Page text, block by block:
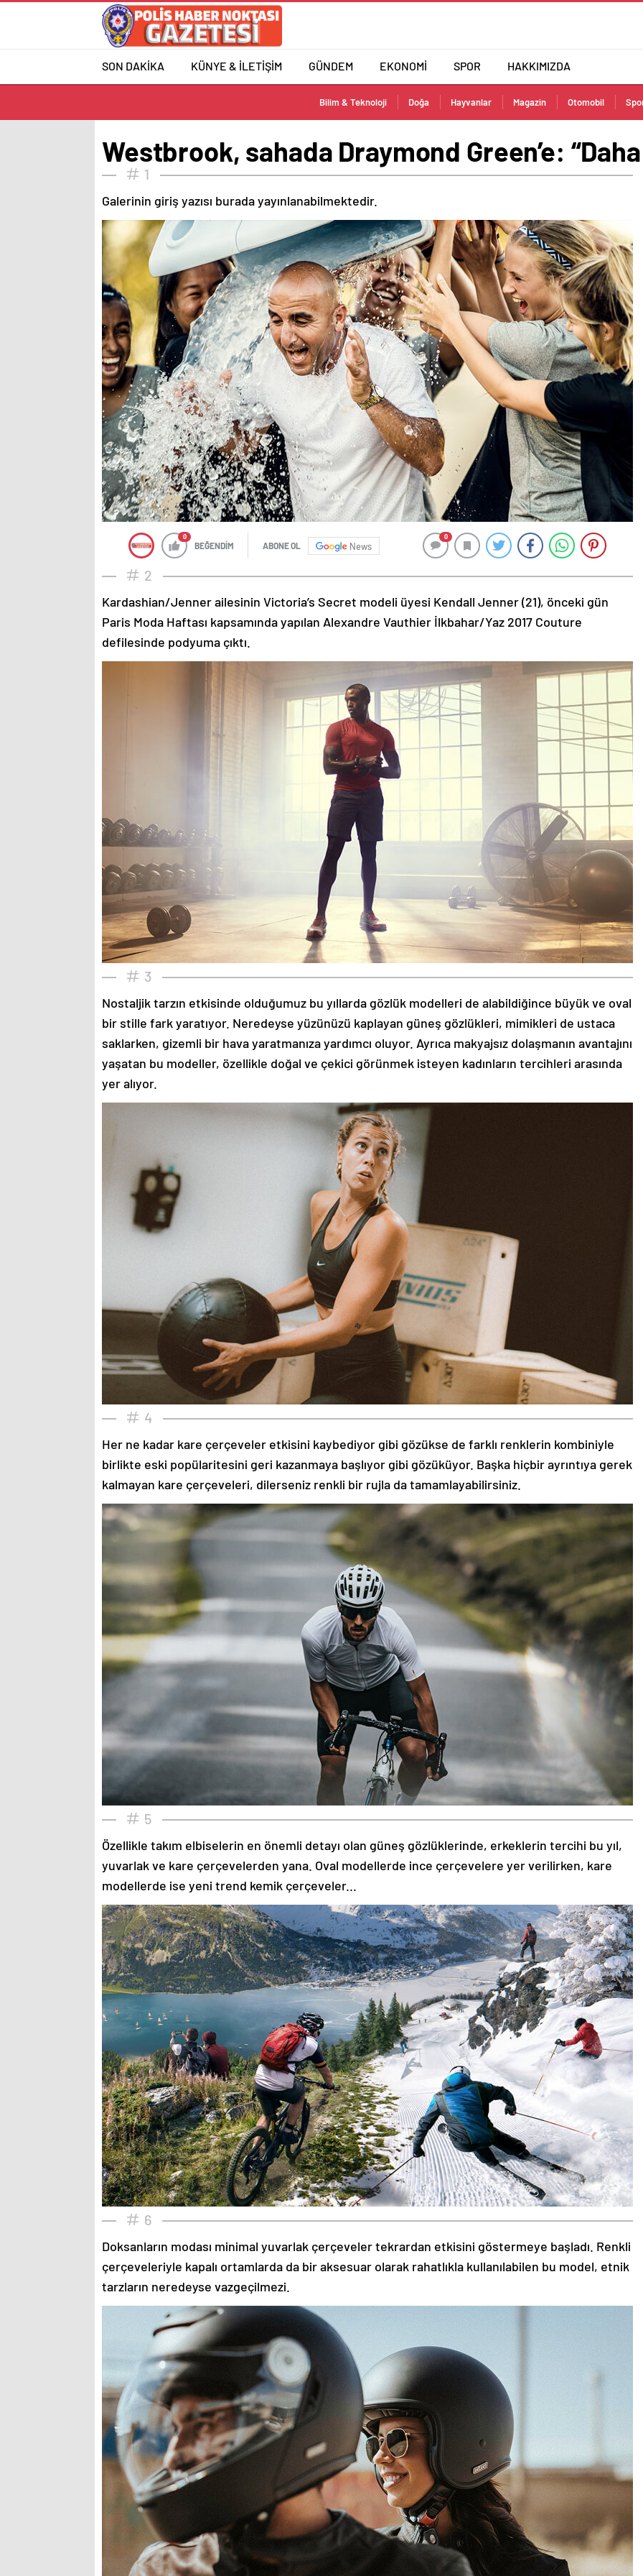
SON DAKİKA KÜNYE & İLETİŞİM GÜNDEM EKONOMİ SPOR HAKKIMIZDA
Bilim & Teknoloji Doğa Hayvanlar Magazin Otomobil
Westbrook, sahada Draymond Green’e:
1
Galerinin giriş yazısı burada yayınlanabilmektedir.
0
BEĞENDİM ABONE OL News
0
2
Kardashian/Jenner ailesinin Victoria’s Secret modeli üyesi Kendall Jenner (21), önceki gün
Paris Moda Haftası kapsamında yapılan Alexandre Vauthier İlkbahar/Yaz 2017 Couture
defilesinde podyuma çıktı.
3
Nostaljik tarzın etkisinde olduğumuz bu yıllarda gözlük modelleri de alabildiğince büyük ve oval
bir stille fark yaratıyor. Neredeyse yüzünüzü kaplayan güneş gözlükleri, mimikleri de ustaca
saklarken, gizemli bir hava yaratmanıza yardımcı oluyor. Ayrıca makyajsız dolaşmanın avantajını
yaşatan bu modeller, özellikle doğal ve çekici görünmek isteyen kadınların tercihleri arasında
yer alıyor.
4
Her ne kadar kare çerçeveler etkisini kaybediyor gibi gözükse de farklı renklerin kombiniyle
birlikte eski popülaritesini geri kazanmaya başlıyor gibi gözüküyor. Başka hiçbir ayrıntıya gerek
kalmayan kare çerçeveleri, dilerseniz renkli bir rujla da tamamlayabilirsiniz.
5
Özellikle takım elbiselerin en önemli detayı olan güneş gözlüklerinde, erkeklerin tercihi bu yıl,
yuvarlak ve kare çerçevelerden yana. Oval modellerde ince çerçevelere yer verilirken, kare
modellerde ise yeni trend kemik çerçeveler...
6
Doksanların modası minimal yuvarlak çerçeveler tekrardan etkisini göstermeye başladı. Renkli
çerçeveleriyle kapalı ortamlarda da bir aksesuar olarak rahatlıkla kullanılabilen bu model, etnik
tarzların neredeyse vazgeçilmezi.